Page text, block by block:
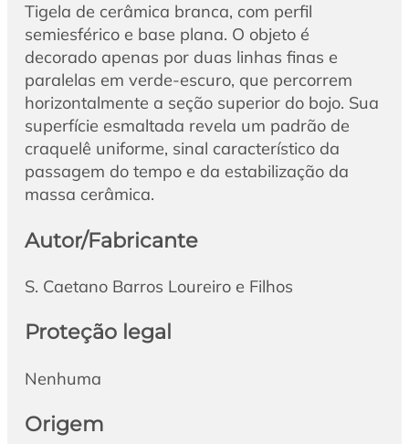
Tigela de cerâmica branca, com perfil
semiesférico e base plana. O objeto é
decorado apenas por duas linhas finas e
paralelas em verde-escuro, que percorrem
horizontalmente a seção superior do bojo. Sua
superfície esmaltada revela um padrão de
craquelê uniforme, sinal característico da
passagem do tempo e da estabilização da
massa cerâmica.
Autor/Fabricante
S. Caetano Barros Loureiro e Filhos
Proteção legal
Nenhuma
Origem